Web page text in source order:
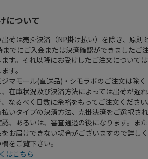
について
出荷は売掛決済（NP掛け払い）を除き、原則
までにご入金または決済確認ができましたご
ます。それ以降にお受けしたご注文について
す。
マモール(直送品)・シモラボのご注文は除く
、在庫状況及び決済方法によっては出荷が遅
なるべく日数に余裕をもってご注文ください
払いタイプの決済方法、売掛決済をご選択さ
、あるいは、審査通過の後になります。ま
をお届けできない場合がございますので詳し
をご覧下さい。
はこちら